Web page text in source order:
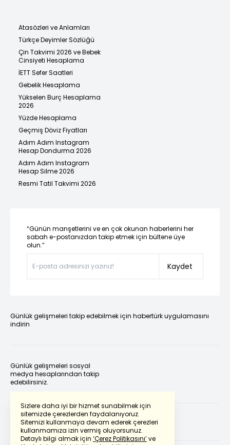
Sizlere daha iyi bir hizmet sunabilmek için
sitemizde çerezlerden faydalanıyoruz.
Sitemizi kullanmaya devam ederek çerezleri
kullanmamıza izin vermiş oluyorsunuz.
Detaylı bilgi almak için ‘Çerez Politikasını’ve
Atasözleri ve Anlamları
Türkçe Deyimler Sözlüğü
Çin Takvimi 2026 ve Bebek
Cinsiyeti Hesaplama
İETT Sefer Saatleri
Gebelik Hesaplama
Yükselen Burç Hesaplama
2026
Yüzde Hesaplama
Geçmiş Döviz Fiyatları
Adım Adım Instagram
Hesap Dondurma 2026
Adım Adım Instagram
Hesap Silme 2026
Resmi Tatil Takvimi 2026
“Günün manşetlerini ve en çok okunan haberlerini her
sabah e-postanızdan takip etmek için bültene üye
olun.”
Kaydet
Günlük gelişmeleri takip edebilmek için habertürk uygulamasını
indirin
Günlük gelişmeleri sosyal
medya hesaplarından takip
edebilirsiniz.